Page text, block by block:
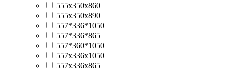
555x350x860
555x350x890
557*336*1050
557*336*865
557*360*1050
557x336x1050
557x336x865